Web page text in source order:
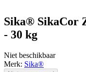
Sika® SikaCor
- 30 kg
Niet beschikbaar
Merk: Sika®